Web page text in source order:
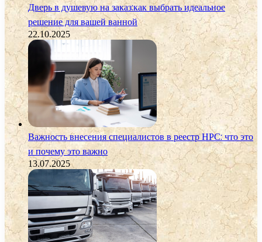
Дверь в душевую на заказ:как выбрать идеальное
решение для вашей ванной
22.10.2025
Важность внесения специалистов в реестр НРС: что это
и почему это важно
13.07.2025